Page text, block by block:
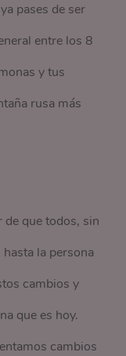
pases de ser
entre los 8
y tus
rusa más
de que todos, sin
la persona
cambios y
que es hoy.
cambios